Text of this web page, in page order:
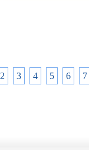
2 3 4 5 6 7